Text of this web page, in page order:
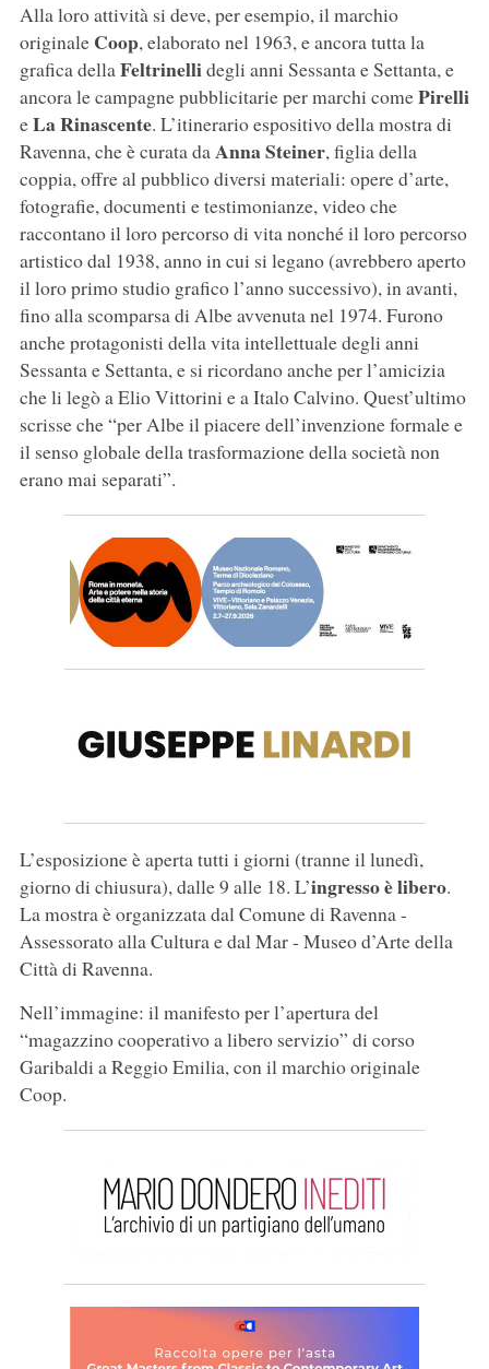
Alla loro attività si deve, per esempio, il marchio
originale Coop, elaborato nel 1963, e ancora tutta la
grafica dellaFeltrinellidegli anni Sessanta e Settanta, e
ancora le campagne pubblicitarie per marchi comePirelli
eLa Rinascente. L’itinerario espositivo della mostra di
Ravenna, che è curata daAnna Steiner, figlia della
coppia, offre al pubblico diversi materiali: opere d’arte,
fotografie, documenti e testimonianze, video che
raccontano il loro percorso di vita nonché il loro percorso
artistico dal 1938, anno in cui si legano (avrebbero aperto
il loro primo studio grafico l’anno successivo), in avanti,
fino alla scomparsa di Albe avvenuta nel 1974. Furono
anche protagonisti della vita intellettuale degli anni
Sessanta e Settanta, e si ricordano anche per l’amicizia
che li legò a Elio Vittorini e a Italo Calvino. Quest’ultimo
scrisse che “per Albe il piacere dell’invenzione formale e
il senso globale della trasformazione della società non
erano mai separati”.
L’esposizione è aperta tutti i giorni (tranne il lunedì,
giorno di chiusura), dalle 9 alle 18. L’ingresso è libero.
La mostra è organizzata dal Comune di Ravenna -
Assessorato alla Cultura e dal Mar - Museo d’Arte della
Città di Ravenna.
Nell’immagine: il manifesto per l’apertura del
“magazzino cooperativo a libero servizio” di corso
Garibaldi a Reggio Emilia, con il marchio originale
Coop.